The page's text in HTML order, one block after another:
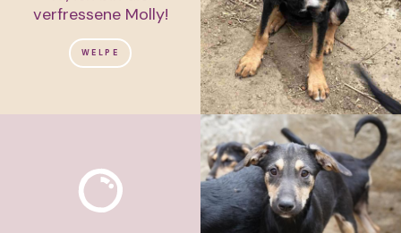
verfressene Molly!
WELPE